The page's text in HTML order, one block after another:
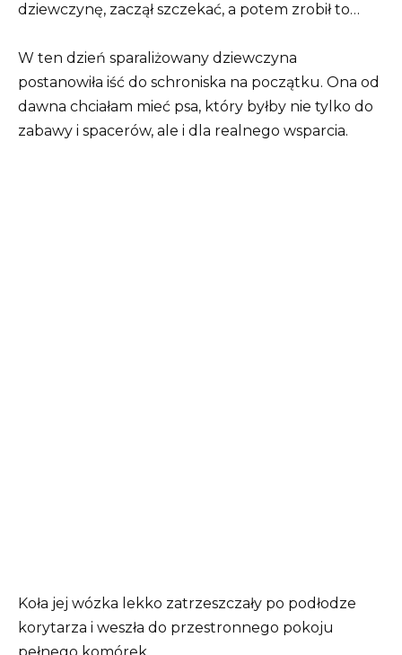
dziewczynę, zaczął szczekać, a potem zrobił to…
W ten dzień sparaliżowany dziewczyna
postanowiła iść do schroniska na początku. Ona od
dawna chciałam mieć psa, który byłby nie tylko do
zabawy i spacerów, ale i dla realnego wsparcia.
Koła jej wózka lekko zatrzeszczały po podłodze
korytarza i weszła do przestronnego pokoju